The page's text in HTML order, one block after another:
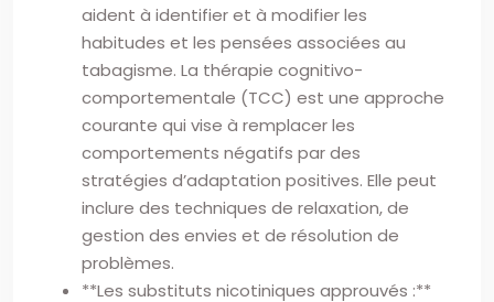
aident à identifier et à modifier les
habitudes et les pensées associées au
tabagisme. La thérapie cognitivo-
comportementale (TCC) est une approche
courante qui vise à remplacer les
comportements négatifs par des
stratégies d’adaptation positives. Elle peut
inclure des techniques de relaxation, de
gestion des envies et de résolution de
problèmes.
**Les substituts nicotiniques approuvés :**